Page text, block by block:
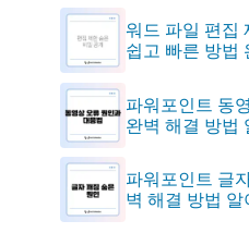
워드 파일 편집
쉽고 빠른 방법
파워포인트 동
완벽 해결 방법
파워포인트 글
벽 해결 방법 알